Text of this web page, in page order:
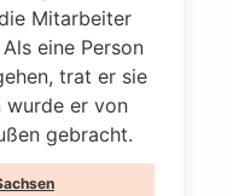
Mitarbeiter
eine Person
trat er sie
wurde er von
gebracht.